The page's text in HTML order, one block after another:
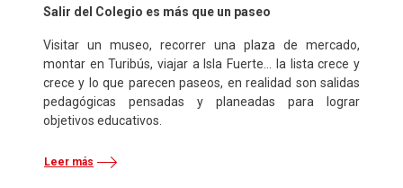
Salir del Colegio es más que un paseo
Visitar un museo, recorrer una plaza de mercado,
montar en Turibús, viajar a Isla Fuerte… la lista crece y
crece y lo que parecen paseos, en realidad son salidas
pedagógicas pensadas y planeadas para lograr
objetivos educativos.
Leer más